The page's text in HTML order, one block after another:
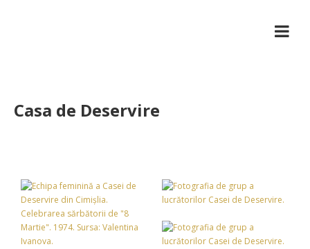
Casa de Deservire